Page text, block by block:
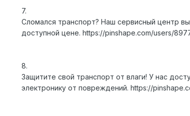
7.
Сломался транспорт? Наш сервисный центр
доступной цене. https://pinshape.com/users/
8.
Защитите свой транспорт от влаги! У нас
электронику от повреждений. https://